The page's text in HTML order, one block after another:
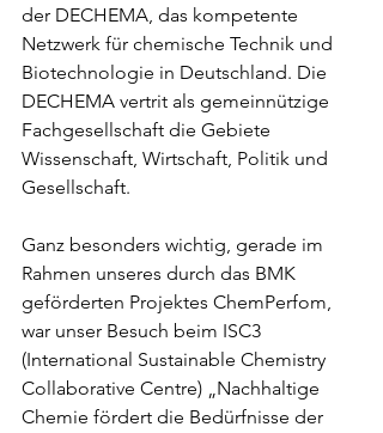
der DECHEMA, das kompetente
Netzwerk für chemische Technik und
Biotechnologie in Deutschland. Die
DECHEMA vertrit als gemeinnützige
Fachgesellschaft die Gebiete
Wissenschaft, Wirtschaft, Politik und
Gesellschaft.
Ganz besonders wichtig, gerade im
Rahmen unseres durch das BMK
geförderten Projektes ChemPerfom,
war unser Besuch beim ISC3
(International Sustainable Chemistry
Collaborative Centre) „Nachhaltige
Chemie fördert die Bedürfnisse der